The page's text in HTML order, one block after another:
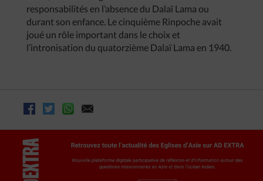
responsabilités en l’absence du Dalaï Lama ou
durant son enfance. Le cinquième Rinpoche avait
joué un rôle important dans le choix et
l’intronisation du quatorzième Dalaï Lama en 1940.